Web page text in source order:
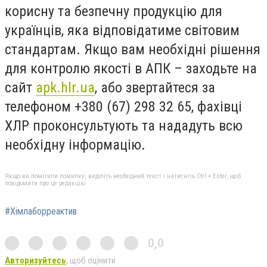
корисну та безпечну продукцію для
українців, яка відповідатиме світовим
стандартам. Якщо вам необхідні рішення
для контролю якості в АПК – заходьте на
сайт apk.hlr.ua, або звертайтеся за
телефоном +380 (67) 298 32 65, фахівці
ХЛР проконсультують та нададуть всю
необхідну інформацію.
Якщо ви помітили помилку, виділіть необхідний текст і натисніть Ctrl + Enter, щоб
повідомити про це редакцію
#Хімлаборреактив
0,0
Авторизуйтесь, щоб оцінити